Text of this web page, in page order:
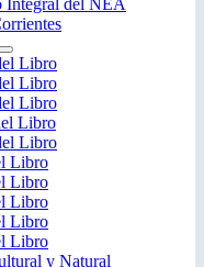
Integral del NEA
Libro
Libro
Libro
Libro
Libro
Libro
Libro
Libro
Libro
Libro
y Natural